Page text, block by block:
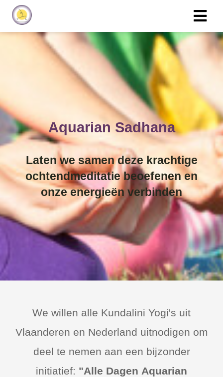
Aquarian Sadhana
Laten we samen deze krachtige
ochtendmeditatie beoefenen en
onze energieën verbinden
We willen alle Kundalini Yogi's uit
Vlaanderen en Nederland uitnodigen om
deel te nemen aan een bijzonder
initiatief: "Alle Dagen Aquarian